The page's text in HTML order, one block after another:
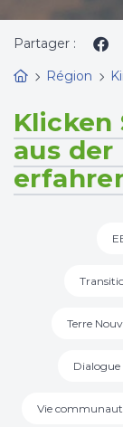
Partager :
Région
Klicken
aus
Terre
Vie